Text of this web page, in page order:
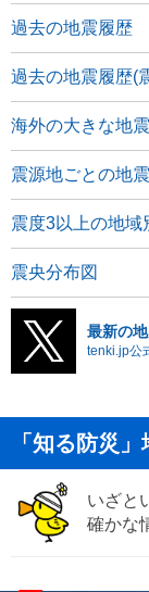
過去の地震履歴
過去の地震履歴(
海外の大きな地震
震源地ごとの地
震度3以上の地域
震央分布図
最新の
tenki.jp公
「知る防災
いざと
確かな